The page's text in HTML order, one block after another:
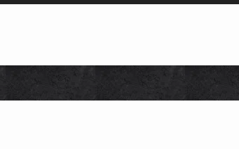
Skip to content